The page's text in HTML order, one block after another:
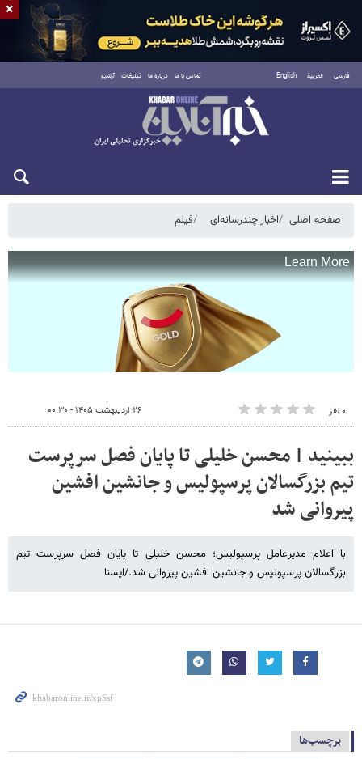
فارسی العربية English تماس با ما درباره ما تبلیغات آرشیو
شنبه ۱۷ مرداد ۱۴۰۵
صفحه اصلی اخبار چندرسانه‌ای فیلم
۰ نفر ۲۶ اردیبهشت ۱۴۰۵ - ۰۰:۳۰
ببینید | محسن خلیلی تا پایان فصل سرپرست
تیم بزرگسالان پرسپولیس و جانشین افشین
پیروانی شد
با اعلام مدیرعامل پرسپولیس؛ محسن خلیلی تا پایان فصل سرپرست تیم
بزرگسالان پرسپولیس و جانشین افشین پیروانی شد./ایسنا
برچسب‌ها
×